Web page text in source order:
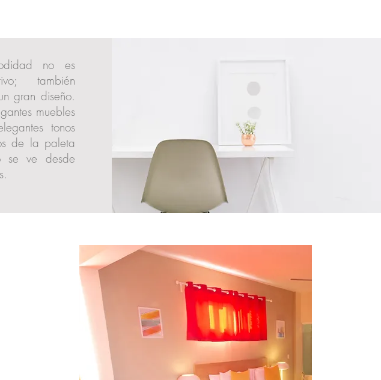
no es
también
gran diseño.
muebles
tonos
de la paleta
se ve desde